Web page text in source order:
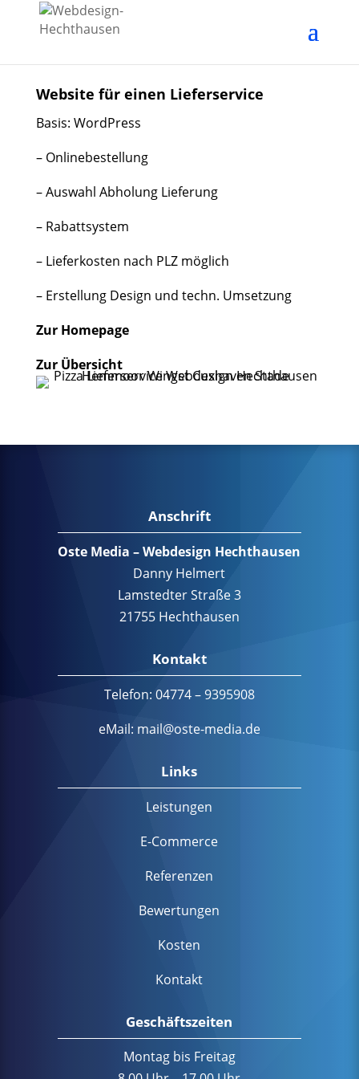
Website für einen Lieferservice
Basis: WordPress
– Onlinebestellung
– Auswahl Abholung Lieferung
– Rabattsystem
– Lieferkosten nach PLZ möglich
– Erstellung Design und techn. Umsetzung
Zur Homepage
Zur Übersicht
Anschrift
Oste Media – Webdesign Hechthausen
Danny Helmert
Lamstedter Straße 3
21755 Hechthausen
Kontakt
Telefon: 04774 – 9395908
eMail: mail@oste-media.de
Links
Leistungen
E-Commerce
Referenzen
Bewertungen
Kosten
Kontakt
Geschäftszeiten
Montag bis Freitag